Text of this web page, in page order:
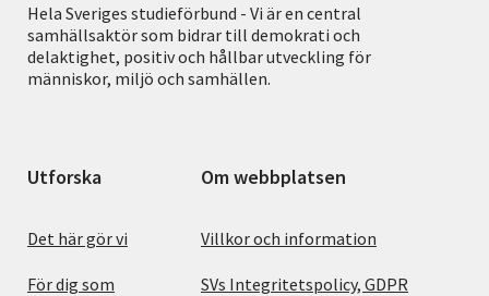
Hela Sveriges studieförbund - Vi är en central
samhällsaktör som bidrar till demokrati och
delaktighet, positiv och hållbar utveckling för
människor, miljö och samhällen.
Utforska
Det här gör vi
För dig som
Om webbplatsen
Villkor och information
SVs Integritetspolicy, GDPR